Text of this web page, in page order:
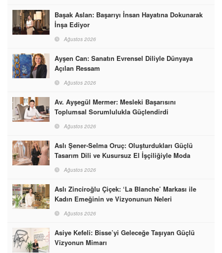
Başak Aslan: Başarıyı İnsan Hayatına Dokunarak
İnşa Ediyor
Ağustos 2026
Ayşen Can: Sanatın Evrensel Diliyle Dünyaya
Açılan Ressam
Ağustos 2026
Av. Ayşegül Mermer: Mesleki Başarısını
Toplumsal Sorumlulukla Güçlendirdi
Ağustos 2026
Aslı Şener-Selma Oruç: Oluşturdukları Güçlü
Tasarım Dili ve Kusursuz El İşçiliğiyle Moda
Dünyasına İmzalarını Attılar
Ağustos 2026
Aslı Zinciroğlu Çiçek: ‘La Blanche’ Markası ile
Kadın Emeğinin ve Vizyonunun Neleri
Başarabileceğinin En Güzel Örneğini Sunuyor
Ağustos 2026
Asiye Kefeli: Bisse’yi Geleceğe Taşıyan Güçlü
Vizyonun Mimarı